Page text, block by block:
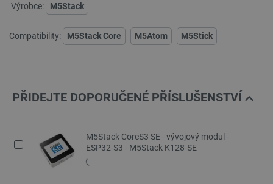
Výrobce: M5Stack
Compatibility: M5Stack Core M5Atom M5Stick
PŘIDEJTE DOPORUČENÉ PŘÍSLUŠENSTVÍ
M5Stack CoreS3 SE - vývojový modul -
ESP32-S3 - M5Stack K128-SE